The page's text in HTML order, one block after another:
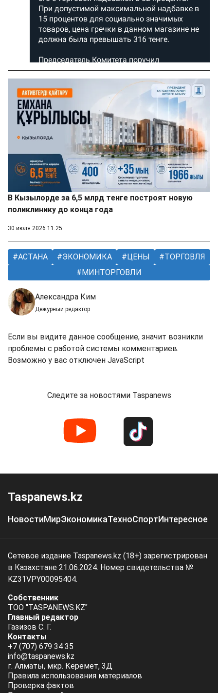
В Кызылорде за 6,5 млрд тенге построят новую
поликлинику до конца года
30 июля 2026 11:25
АСТАНА ЭКОНОМИКА ЦЕНЫ
ТОРГОВЛЯ
МИНТОРГОВЛИ
Александра Ким
Дежурный редактор
Если вы видите данное сообщение, значит возникли
проблемы с работой системы комментариев.
Возможно у вас отключен JavaScript
Следите за новостями Taspanews
Taspanews.kz
НовостиМирЭкономикаТехноСпортИнтересное
Сетевое издание Taspanews.kz (18+) зарегистрирован
в Казахстане 21.06.2024. Номер свидетельства №
KZ31VPY00095404.
Собственник
ТОО "TASPANEWS.KZ"
Главный редактор
Газизов С. Г.
Контакты
+7 (707) 679 34 35
info@taspanews.kz
г. Алматы, мкр. Керемет, 3Д
Правила использования материалов
Проверка фактов